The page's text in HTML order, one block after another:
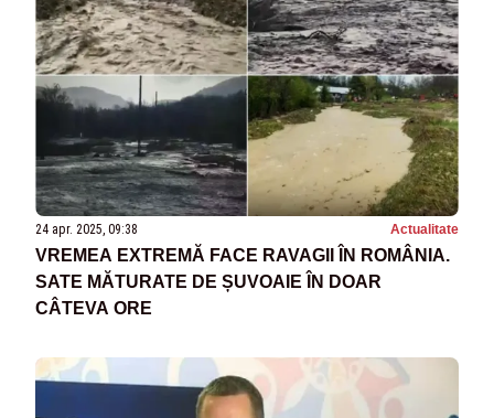
24 apr. 2025, 09:38 Actualitate
VREMEA EXTREMĂ FACE RAVAGII ÎN ROMÂNIA.
SATE MĂTURATE DE ȘUVOAIE ÎN DOAR
CÂTEVA ORE